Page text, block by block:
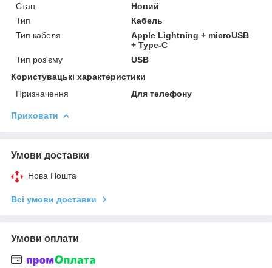
Стан
Новий
Тип
Кабель
Тип кабеля
Apple Lightning + microUSB
+ Type-C
Тип роз'єму
USB
Користувацькi характеристики
Призначення
Для телефону
Приховати
Умови доставки
Нова Пошта
Всі умови доставки
Умови оплати